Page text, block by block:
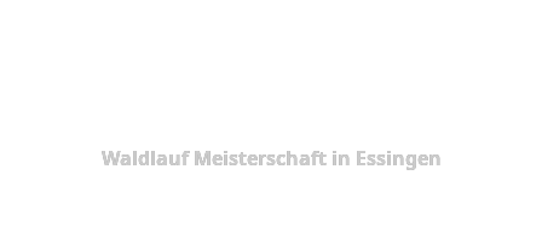
Waldlauf Meisterschaft in Essingen